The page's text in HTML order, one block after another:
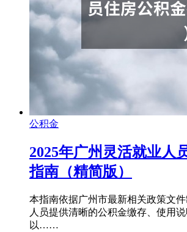
公积金
2025年广州灵活就业人
指南（精简版）
本指南依据广州市最新相关政策文
人员提供清晰的公积金缴存、使用
以……